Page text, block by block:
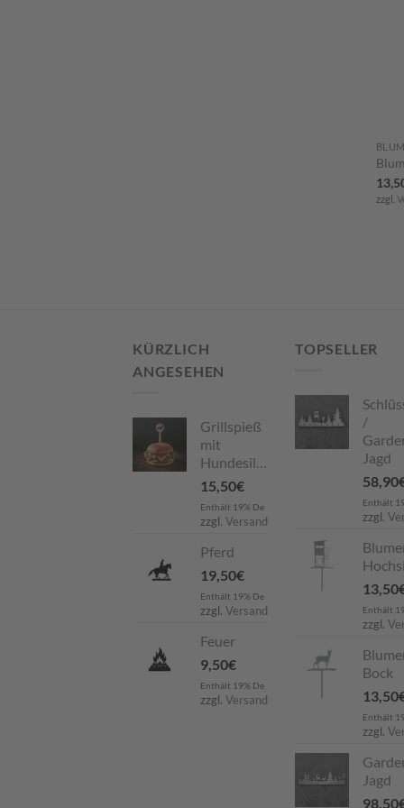
zzgl.
KÜRZLICH
ANGESEHEN
Grillspieß
mit
Hundesilhouette
15,50€
Enthält 19% De
zzgl. Versand
Pferd
19,50€
Enthält 19% De
zzgl. Versand
Feuer
9,50€
Enthält 19% De
zzgl. Versand
TOPSELLER
/
Jagd
58,90
Enthält
zzgl.
13,50
Enthält
zzgl.
Bock
13,50
Enthält
zzgl.
Jagd
98,50